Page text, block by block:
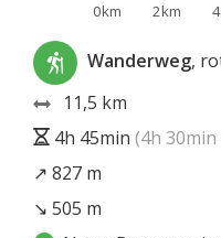
0km 2km
Wanderweg,
11,5 km
4h 45min (4h
↗ 827 m
↘ 505 m